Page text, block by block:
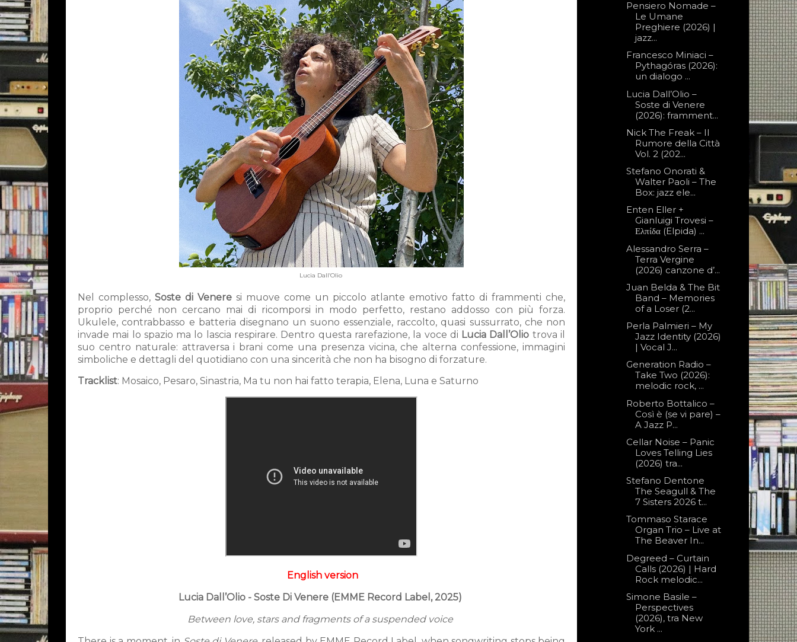
Lucia Dall’Olio
Nel complesso, Soste di Venere si muove come un piccolo atlante emotivo fatto di frammenti che,
proprio perché non cercano mai di ricomporsi in modo perfetto, restano addosso con più forza.
Ukulele, contrabbasso e batteria disegnano un suono essenziale, raccolto, quasi sussurrato, che non
invade mai lo spazio ma lo lascia respirare. Dentro questa rarefazione, la voce di Lucia Dall’Olio trova il
suo centro naturale: attraversa i brani come una presenza vicina, che alterna confessione, immagini
simboliche e dettagli del quotidiano con una sincerità che non ha bisogno di forzature.
Tracklist: Mosaico, Pesaro, Sinastria, Ma tu non hai fatto terapia, Elena, Luna e Saturno
English version
Lucia Dall’Olio - Soste Di Venere (EMME Record Label, 2025)
Between love, stars and fragments of a suspended voice
Pensiero Nomade –
Le Umane
Preghiere (2026) |
jazz...
Francesco Miniaci –
Pythagóras (2026):
un dialogo ...
Lucia Dall’Olio –
Soste di Venere
(2026): framment...
Nick The Freak – Il
Rumore della Città
Vol. 2 (202...
Stefano Onorati &
Walter Paoli – The
Box: jazz ele...
Enten Eller +
Gianluigi Trovesi –
Ελπίδα (Elpida) ...
Alessandro Serra –
Terra Vergine
(2026) canzone d’...
Juan Belda & The Bit
Band – Memories
of a Loser (2...
Perla Palmieri – My
Jazz Identity (2026)
| Vocal J...
Generation Radio –
Take Two (2026):
melodic rock, ...
Roberto Bottalico –
Così è (se vi pare) –
A Jazz P...
Cellar Noise – Panic
Loves Telling Lies
(2026) tra...
Stefano Dentone
The Seagull & The
7 Sisters 2026 t...
Tommaso Starace
Organ Trio – Live at
The Beaver In...
Degreed – Curtain
Calls (2026) | Hard
Rock melodic...
Simone Basile –
Perspectives
(2026), tra New
York ...